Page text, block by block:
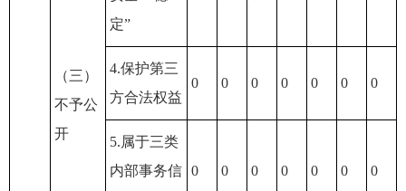
（三）
不予公
开
定”
4.保护第三
方合法权益
0 0 0 0 0 0 0
5.属于三类
内部事务信 0 0 0 0 0 0 0